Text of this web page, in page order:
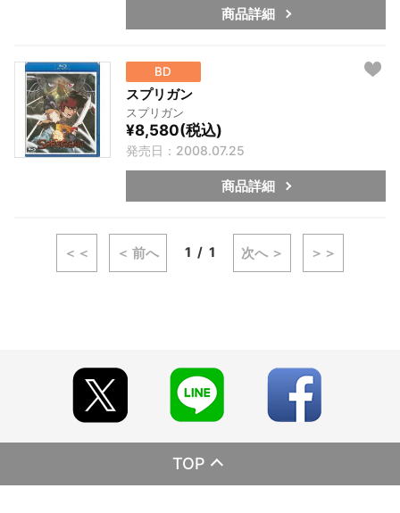
商品詳細
BD
スプリガン
スプリガン
¥8,580(税込)
発売日：2008.07.25
商品詳細
＜＜ ＜ 前へ 1 1 次へ ＞ ＞＞
TOP